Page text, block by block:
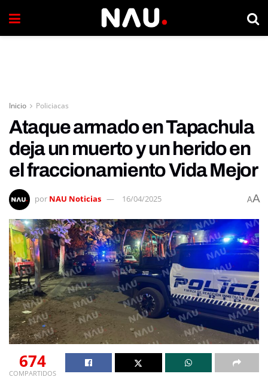
Inicio Policiacas
Ataque armado en Tapachula
deja un muerto y un herido en
el fraccionamiento Vida Mejor
por NAU Noticias 16/04/2025 AA
674
COMPARTIDOS